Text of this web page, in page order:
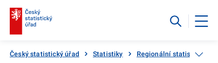
Český statistický úřad Statistiky Regionální statistiky